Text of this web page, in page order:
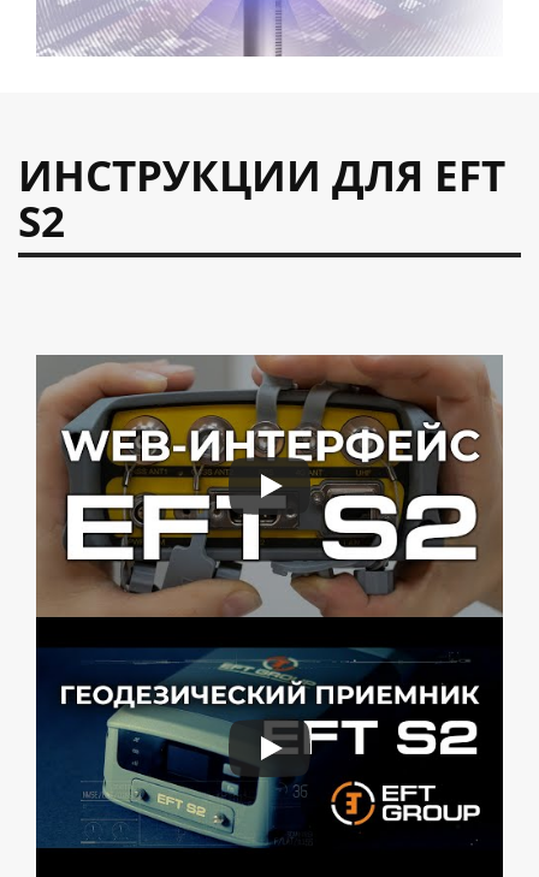
ИНСТРУКЦИИ ДЛЯ EFT
S2